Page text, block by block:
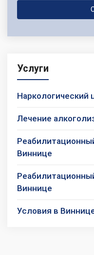
Услуги
Наркологический
Лечение
Виннице
Виннице
Условия в